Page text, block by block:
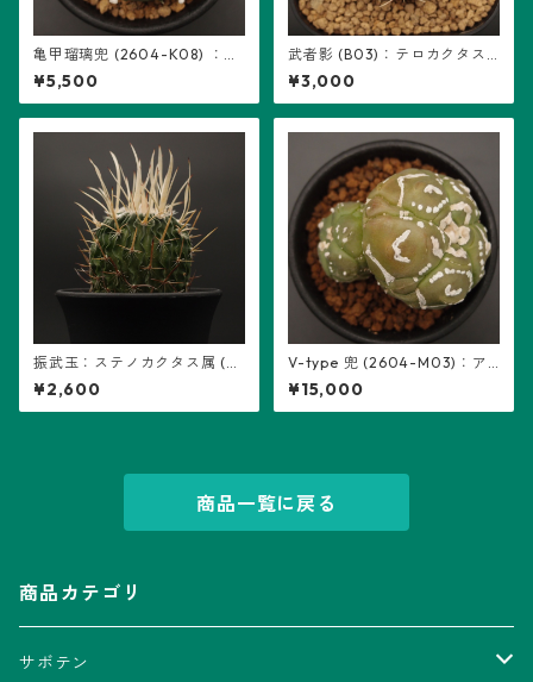
亀甲瑠璃兜 (2604-K08) ：ア
ストロフィツム属 ※実生
¥5,500
武者影 (B03)：テロカクタス
属 ※実生
¥3,000
振武玉：ステノカクタス属 (B
08) ※実生
¥2,600
V-type 兜 (2604-M03)：ア
ストロフィツム属 ※実生、2頭
立ち、5稜
¥15,000
商品一覧に戻る
商品カテゴリ
サボテン